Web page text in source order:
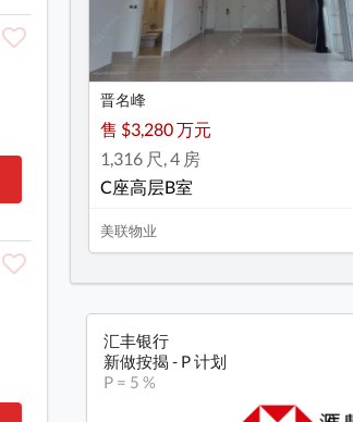
晋名峰
售 $3,280 万元
1,316 尺, 4 房
C座高层B室
美联物业
汇丰银行
新做按揭 - P 计划
P = 5 %